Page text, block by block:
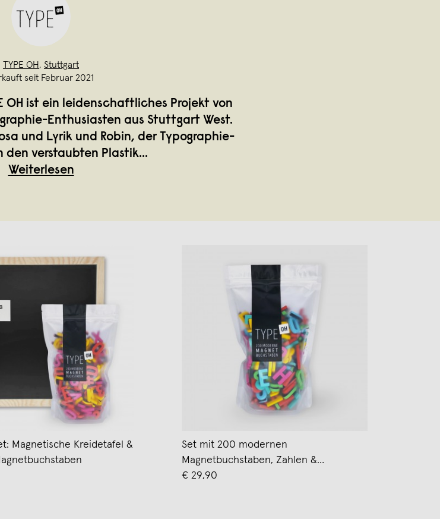
TYPE OH, Stuttgart
seit Februar 2021
OH ist ein leidenschaftliches Projekt von
Enthusiasten aus Stuttgart West.
und Lyrik und Robin, der Typographie-
den verstaubten Plastik...
Weiterlesen
Magnetische Kreidetafel &
Set mit 200 modernen
Magnetbuchstaben, Zahlen &
Sonderzeichen. EIN HORN | TYPE OH
€ 29,90